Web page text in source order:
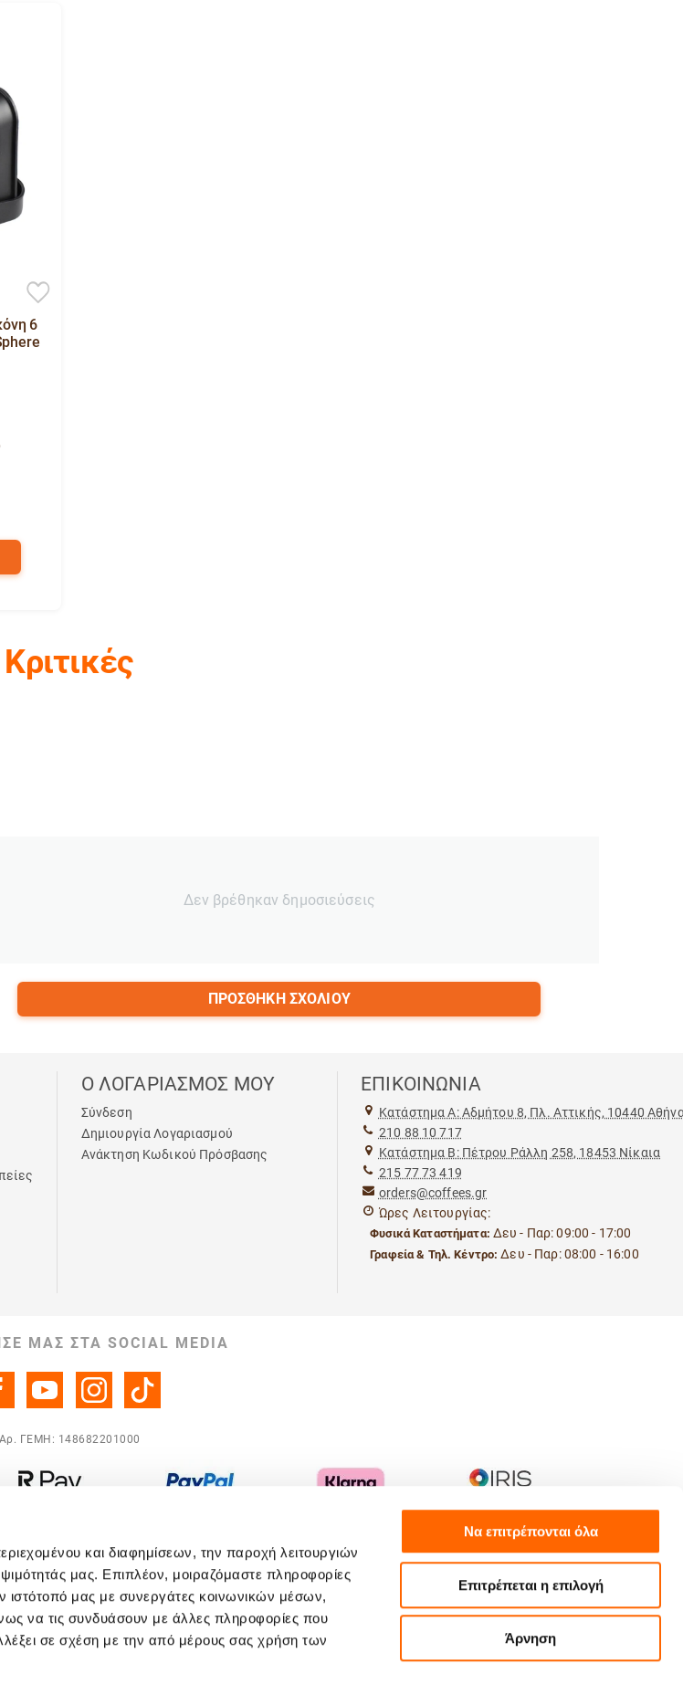
και διαφημίσεων, την παροχή λειτουργιών
μας. Επιπλέον, μοιραζόμαστε πληροφορίες
ιστότοπό μας με συνεργάτες κοινωνικών μέσων,
να τις συνδυάσουν με άλλες πληροφορίες που
σε σχέση με την από μέρους σας χρήση των
Να επιτρέπονται όλα
Επιτρέπεται η επιλογή
Άρνηση
6
Κριτικές
Δεν βρέθηκαν δημοσιεύσεις
ΠΡΟΣΘΉΚΗ ΣΧΟΛΊΟΥ
Ο ΛΟΓΑΡΙΑΣΜΟΣ ΜΟΥ
Σύνδεση
Δημιουργία Λογαριασμού
Ανάκτηση Κωδικού Πρόσβασης
ΕΠΙΚΟΙΝΩΝΙΑ
Kατάστημα Α: Αδμήτου 8, Πλ. Αττικής, 10440
210 88 10 717
Kατάστημα Β: Πέτρου Ράλλη 258, 18453 Νίκαια
215 77 73 419
orders@coffees.gr
Ώρες Λειτουργίας:
Φυσικά Καταστήματα: Δευ - Παρ: 09:00 - 17:00
Γραφεία & Τηλ. Κέντρο: Δευ - Παρ: 08:00 - 16:00
ΜΑΣ ΣΤΑ SOCIAL MEDIA
Αρ. ΓΕΜΗ: 148682201000